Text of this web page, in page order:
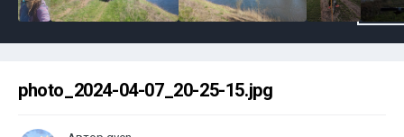
photo_2024-04-07_20-25-15.jpg